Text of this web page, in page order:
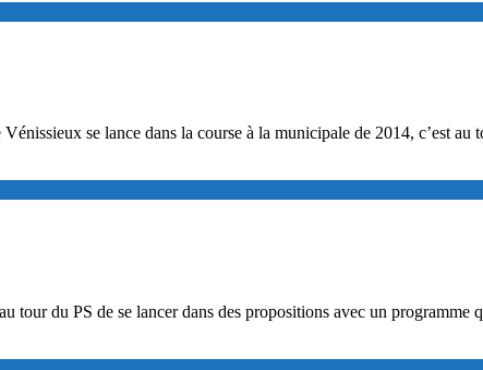
se lance dans la course à la municipale de 2014, c’est au
du PS de se lancer dans des propositions avec un programme